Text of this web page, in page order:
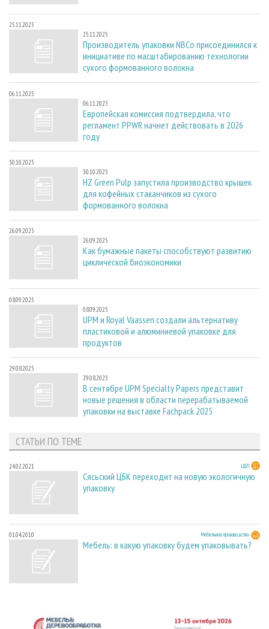
25.11.2025
25.11.2025
Производитель упаковки NBCo присоединился к
инициативе по масштабированию технологии
сухого формованного волокна
06.11.2025
06.11.2025
Европейская комиссия подтвердила, что
регламент PPWR начнет действовать в 2026
году
30.10.2025
30.10.2025
HZ Green Pulp запустила производство крышек
для кофейных стаканчиков из сухого
формованного волокна
26.09.2025
26.09.2025
Как бумажные пакеты способствуют развитию
циклической биоэкономики
08.09.2025
08.09.2025
UPM и Royal Vaassen создали альтернативу
пластиковой и алюминиевой упаковке для
продуктов
29.08.2025
29.08.2025
В сентябре UPM Specialty Papers представит
новые решения в области перерабатываемой
упаковки на выставке Fachpack 2025
СТАТЬИ ПО ТЕМЕ
24.02.2021 ЦБП
Сясьский ЦБК переходит на новую экологичную
упаковку
01.04.2010 Мебельное производство
Мебель: в какую упаковку будем упаковывать?